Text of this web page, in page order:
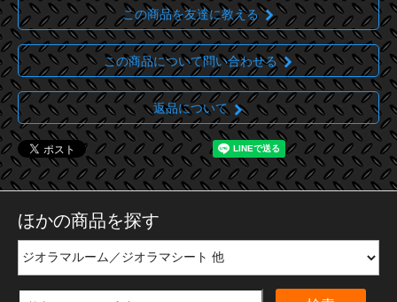
この商品を友達に教える
この商品について問い合わせる
返品について
ほかの商品を探す